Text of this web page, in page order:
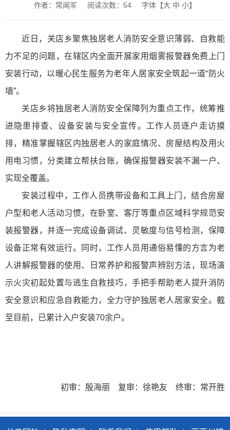
作者：常闻军
阅读次数： 54 字体【大 中 小】
近日，关店乡聚焦独居老人消防安全意识薄弱、自救能
力不足的问题，在辖区内全面开展家用烟雾报警器免费上门
安装行动，以暖心民生服务为老年人居家安全筑起一道“防火
墙”。
关店乡将独居老人消防安全保障列为重点工作，统筹推
进隐患排查、设备安装与安全宣传。工作人员逐户走访摸
排，精准掌握辖区内独居老人的家庭情况、房屋结构及用火
用电习惯，分类建立帮扶台账，确保报警器安装不漏一户、
实现全覆盖。
安装过程中，工作人员携带设备和工具上门，结合房屋
户型和老人活动习惯，在卧室、客厅等重点区域科学规范安
装报警器，并逐一完成设备调试、灵敏度与信号检测，保障
设备正常有效运行。同时，工作人员用通俗易懂的方言为老
人讲解报警器的使用、日常养护和报警声辨别方法，现场演
示火灾初起处置与逃生自救技巧，手把手帮助老人提升消防
安全意识和应急自救能力，全力守护独居老人居家安全。截
至目前，已累计入户安装70余户。
初审：殷海丽 复审：徐艳友 终审：常开胜